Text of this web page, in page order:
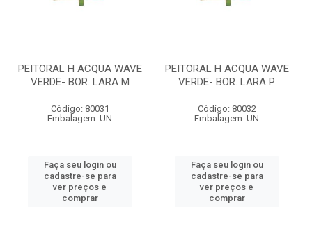
PEITORAL H ACQUA WAVE
VERDE- BOR. LARA M
Código: 80031
Embalagem: UN
Faça seu login ou
cadastre-se para
ver preços e
comprar
PEITORAL H ACQUA WAVE
VERDE- BOR. LARA P
Código: 80032
Embalagem: UN
Faça seu login ou
cadastre-se para
ver preços e
comprar